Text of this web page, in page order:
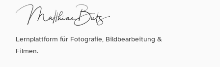
Lernplattform für Fotografie, Bildbearbeitung &
Filmen.